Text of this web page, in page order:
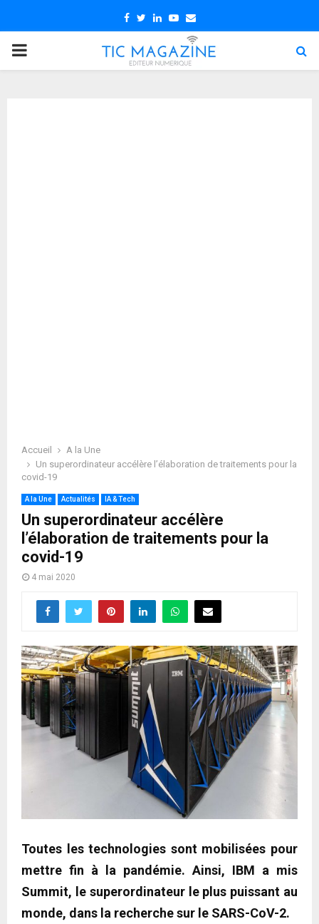
Facebook
TwitterLinkedin
Youtube
Email
PRIMARY
Accueil
A la Une
Un superordinateur accélère l’élaboration de traitements pour la
covid-19
A la Une Actualités IA & Tech
Un superordinateur accélère
l’élaboration de traitements pour la
covid-19
4 mai 2020
Toutes les technologies sont mobilisées pour
mettre fin à la pandémie. Ainsi, IBM a mis
Summit, le superordinateur le plus puissant au
monde, dans la recherche sur le SARS-CoV-2.